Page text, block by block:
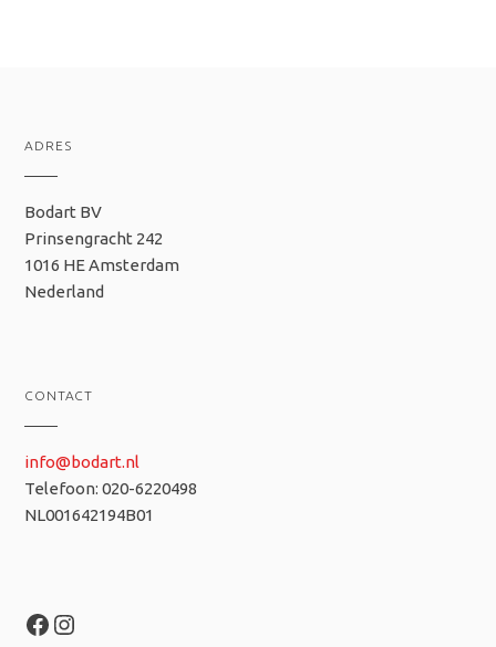
ADRES
Bodart BV
Prinsengracht 242
1016 HE Amsterdam
Nederland
CONTACT
info@bodart.nl
Telefoon: 020-6220498
NL001642194B01
Facebook
Instagram